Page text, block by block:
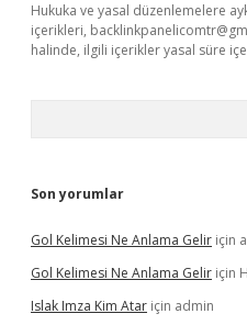
Hukuka ve yasal düzenlemelere
içerikleri,
halinde, ilgili içerikler yasal süre
Son yorumlar
Gol Kelimesi Ne Anlama Gelir için
Gol Kelimesi Ne Anlama Gelir için
Islak Imza Kim Atar için admin